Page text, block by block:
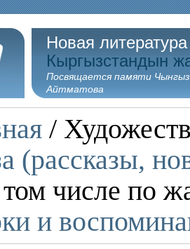
Новая
Кыргызстандын
Посвящается памяти
Айтматова
/
(рассказы,
числе по
и